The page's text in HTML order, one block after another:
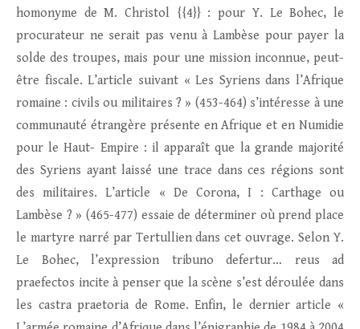
homonyme de M. Christol {{4}} : pour Y. Le Bohec, le
procurateur ne serait pas venu à Lambèse pour payer la
solde des troupes, mais pour une mission inconnue, peut-
être fiscale. L’article suivant « Les Syriens dans l’Afrique
romaine : civils ou militaires ? » (453-464) s’intéresse à une
communauté étrangère présente en Afrique et en Numidie
pour le Haut- Empire : il apparaît que la grande majorité
des Syriens ayant laissé une trace dans ces régions sont
des militaires. L’article « De Corona, I : Carthage ou
Lambèse ? » (465-477) essaie de déterminer où prend place
le martyre narré par Tertullien dans cet ouvrage. Selon Y.
Le Bohec, l’expression tribuno defertur… reus ad
praefectos incite à penser que la scène s’est déroulée dans
les castra praetoria de Rome. Enfin, le dernier article «